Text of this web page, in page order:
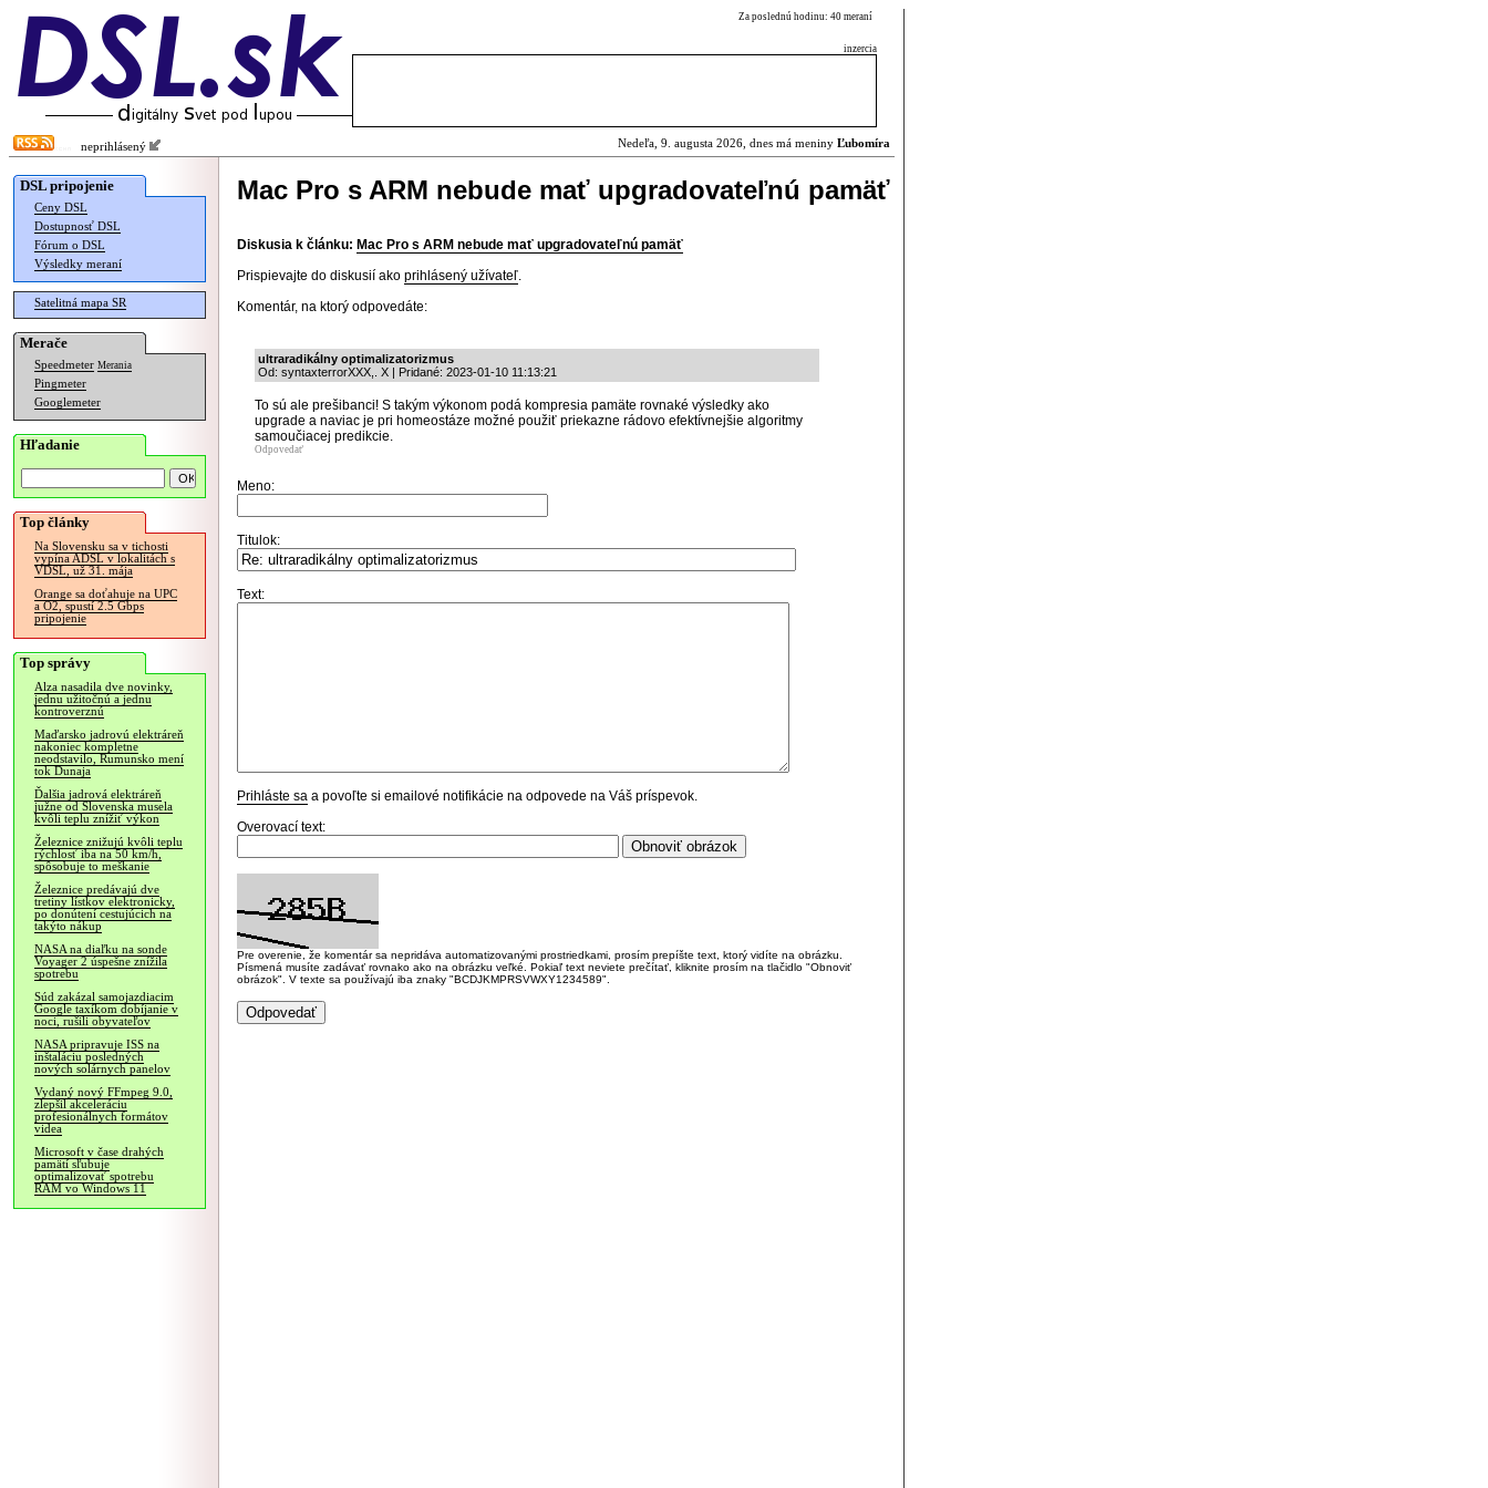
Za poslednú hodinu: 40 meraní
inzercia
neprihlásený Nedeľa, 9. augusta 2026, dnes má meniny Ľubomíra
DSL pripojenie
Ceny DSL
Dostupnosť DSL
Fórum o DSL
Výsledky meraní
Satelitná mapa SR
Merače
Speedmeter Merania
Pingmeter
Googlemeter
Hľadanie
Top články
Na Slovensku sa v tichosti
vypína ADSL v lokalitách s
VDSL, už 31. mája
Orange sa doťahuje na UPC
a O2, spustí 2.5 Gbps
pripojenie
Top správy
Alza nasadila dve novinky,
jednu užitočnú a jednu
kontroverznú
Maďarsko jadrovú elektráreň
nakoniec kompletne
neodstavilo, Rumunsko mení
tok Dunaja
Ďalšia jadrová elektráreň
južne od Slovenska musela
kvôli teplu znížiť výkon
Železnice znižujú kvôli teplu
rýchlosť iba na 50 km/h,
spôsobuje to meškanie
Železnice predávajú dve
tretiny lístkov elektronicky,
po donútení cestujúcich na
takýto nákup
NASA na diaľku na sonde
Voyager 2 úspešne znížila
spotrebu
Súd zakázal samojazdiacim
Google taxíkom dobíjanie v
noci, rušili obyvateľov
NASA pripravuje ISS na
inštaláciu posledných
nových solárnych panelov
Vydaný nový FFmpeg 9.0,
zlepšil akceleráciu
profesionálnych formátov
videa
Microsoft v čase drahých
pamätí sľubuje
optimalizovať spotrebu
RAM vo Windows 11
Mac Pro s ARM nebude mať upgradovateľnú pamäť
Diskusia k článku: Mac Pro s ARM nebude mať upgradovateľnú pamäť
Prispievajte do diskusií ako prihlásený užívateľ.
Komentár, na ktorý odpovedáte:
ultraradikálny optimalizatorizmus
Od: syntaxterrorXXX,. X | Pridané: 2023-01-10 11:13:21
To sú ale prešibanci! S takým výkonom podá kompresia pamäte rovnaké výsledky ako
upgrade a naviac je pri homeostáze možné použiť priekazne rádovo efektívnejšie algoritmy
samoučiacej predikcie.
Odpovedať
Meno:
Titulok:
Text:
Prihláste sa a povoľte si emailové notifikácie na odpovede na Váš príspevok.
Overovací text:
Pre overenie, že komentár sa nepridáva automatizovanými prostriedkami, prosím prepíšte text, ktorý vidíte na obrázku.
Písmená musíte zadávať rovnako ako na obrázku veľké. Pokiaľ text neviete prečítať, kliknite prosím na tlačidlo "Obnoviť
obrázok". V texte sa používajú iba znaky "BCDJKMPRSVWXY1234589".